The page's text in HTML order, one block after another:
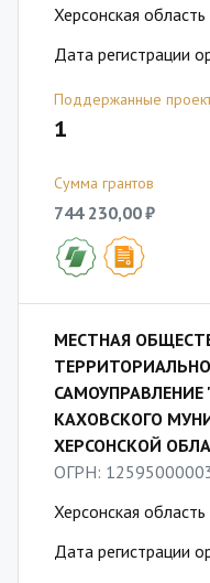
Херсонская область
Дата регистрации
Поддержанные
1
Сумма грантов
744 230,00 ₽
МЕСТНАЯ
КАХОВСКОГО
ХЕРСОНСКОЙ
ОГРН:
Херсонская область
Дата регистрации